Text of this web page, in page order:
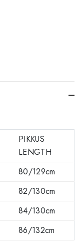
PIKKUS
LENGTH
80/129cm
82/130cm
84/130cm
86/132cm